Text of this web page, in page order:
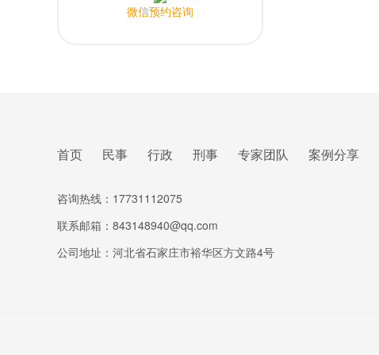
微信预约咨询
首页 民事 行政 刑事 专家团队 案例分享
咨询热线：17731112075
联系邮箱：843148940@qq.com
公司地址：河北省石家庄市裕华区方文路4号